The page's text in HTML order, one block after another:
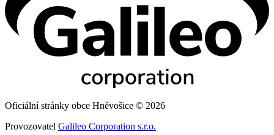
Oficiální stránky obce Hněvošice © 2026
Provozovatel Galileo Corporation s.r.o.